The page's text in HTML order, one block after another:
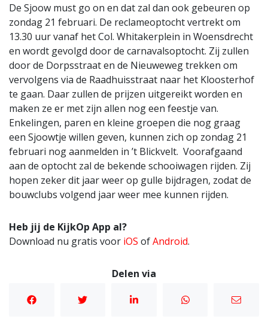
De Sjoow must go on en dat zal dan ook gebeuren op
zondag 21 februari. De reclameoptocht vertrekt om
13.30 uur vanaf het Col. Whitakerplein in Woensdrecht
en wordt gevolgd door de carnavalsoptocht. Zij zullen
door de Dorpsstraat en de Nieuweweg trekken om
vervolgens via de Raadhuisstraat naar het Kloosterhof
te gaan. Daar zullen de prijzen uitgereikt worden en
maken ze er met zijn allen nog een feestje van.
Enkelingen, paren en kleine groepen die nog graag
een Sjoowtje willen geven, kunnen zich op zondag 21
februari nog aanmelden in ’t Blickvelt. Voorafgaand
aan de optocht zal de bekende schooiwagen rijden. Zij
hopen zeker dit jaar weer op gulle bijdragen, zodat de
bouwclubs volgend jaar weer mee kunnen rijden.
Heb jij de KijkOp App al?
Download nu gratis voor iOS ofAndroid.
Delen via